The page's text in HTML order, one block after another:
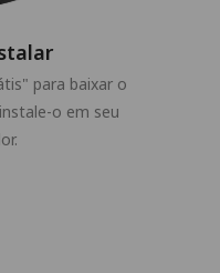
para baixar o
o em seu